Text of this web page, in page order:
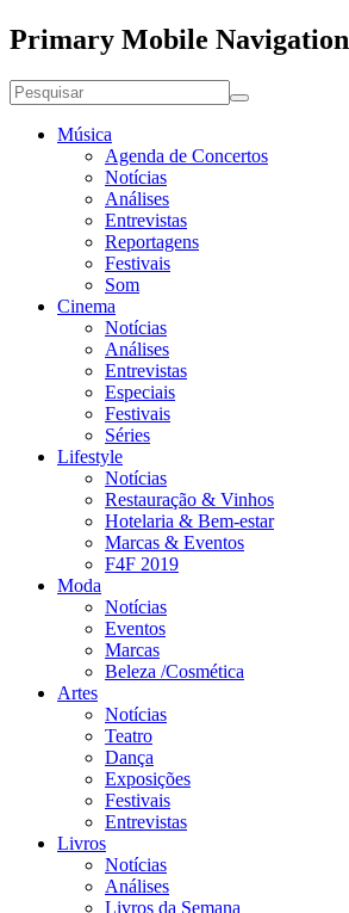
Primary Mobile Navigation
Música
Agenda de Concertos
Notícias
Análises
Entrevistas
Reportagens
Festivais
Som
Cinema
Notícias
Análises
Entrevistas
Especiais
Festivais
Séries
Lifestyle
Notícias
Restauração & Vinhos
Hotelaria & Bem-estar
Marcas & Eventos
F4F 2019
Moda
Notícias
Eventos
Marcas
Beleza /Cosmética
Artes
Notícias
Teatro
Dança
Exposições
Festivais
Entrevistas
Livros
Notícias
Análises
Livros da Semana